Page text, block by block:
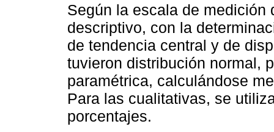
Según la escala de
descriptivo, con la
de tendencia central y de
tuvieron distribución normal,
paramétrica, calculándose
Para las cualitativas, se
porcentajes.